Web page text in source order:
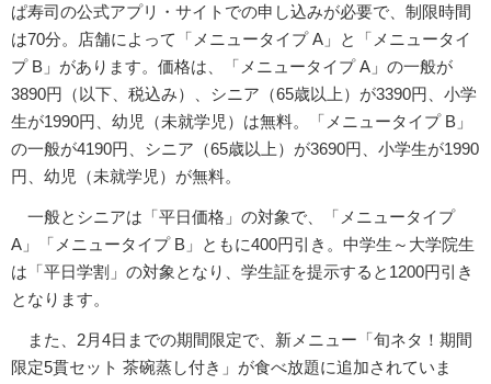
ぱ寿司の公式アプリ・サイトでの申し込みが必要で、制限時間
は70分。店舗によって「メニュータイプ A」と「メニュータイ
プ B」があります。価格は、「メニュータイプ A」の一般が
3890円（以下、税込み）、シニア（65歳以上）が3390円、小学
生が1990円、幼児（未就学児）は無料。「メニュータイプ B」
の一般が4190円、シニア（65歳以上）が3690円、小学生が1990
円、幼児（未就学児）が無料。
一般とシニアは「平日価格」の対象で、「メニュータイプ
A」「メニュータイプ B」ともに400円引き。中学生～大学院生
は「平日学割」の対象となり、学生証を提示すると1200円引き
となります。
また、2月4日までの期間限定で、新メニュー「旬ネタ！期間
限定5貫セット 茶碗蒸し付き」が食べ放題に追加されていま